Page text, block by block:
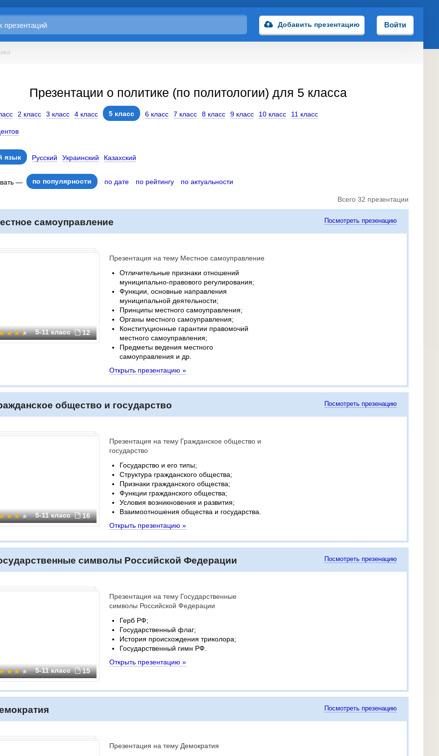
Добавить презентацию Войти
Презентации о политике (по политологии) для 5 класса
2 класс 3 класс 4 класс 5 класс 6 класс 7 класс 8 класс 9 класс 10 класс 11 класс
язык Русский Украинский Казахский
— по популярности по дате по рейтингу по актуальности
Всего 32 презентации
самоуправление Посмотреть презенацию
5-11 класс 12
Презентация на тему Местное самоуправление
Отличительные признаки отношений
муниципально-правового регулирования;
Функции, основные направления
муниципальной деятельности;
Принципы местного самоуправления;
Органы местного самоуправления;
Конституционные гарантии правомочий
местного самоуправления;
Предметы ведения местного
самоуправления и др.
Открыть презентацию »
общество и государство Посмотреть презенацию
5-11 класс 16
Презентация на тему Гражданское общество и
государство
Государство и его типы;
Структура гражданского общества;
Признаки гражданского общества;
Функции гражданского общества;
Условия возникновения и развития;
Взаимоотношения общества и государства.
Открыть презентацию »
символы Российской Федерации Посмотреть презенацию
5-11 класс 15
Презентация на тему Государственные
символы Российской Федерации
Герб РФ;
Государственный флаг;
История происхождения триколора;
Государственный гимн РФ.
Открыть презентацию »
Посмотреть презенацию
Презентация на тему Демократия